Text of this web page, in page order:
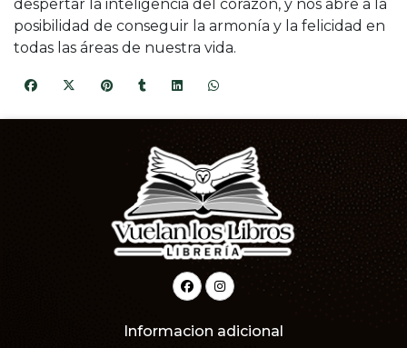
despertar la inteligencia del corazón, y nos abre a la
posibilidad de conseguir la armonía y la felicidad en
todas las áreas de nuestra vida.
Informacion adicional